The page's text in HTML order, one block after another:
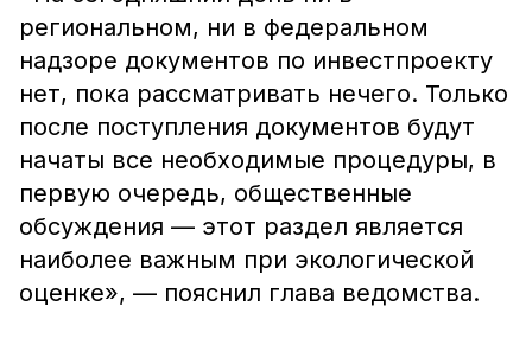
региональном, ни в федеральном
надзоре документов по инвестпроекту
нет, пока рассматривать нечего. Только
после поступления документов будут
начаты все необходимые процедуры, в
первую очередь, общественные
обсуждения — этот раздел является
наиболее важным при экологической
оценке», — пояснил глава ведомства.